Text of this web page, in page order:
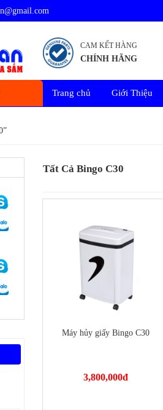
CAM KẾT HÀNG
CHÍNH HÃNG
Trang chủ Giới Thiệu
Tất Cả Bingo C30
https://dienmayminhan.com/may-
Máy hủy giấy Bingo C30
3,800,000đ